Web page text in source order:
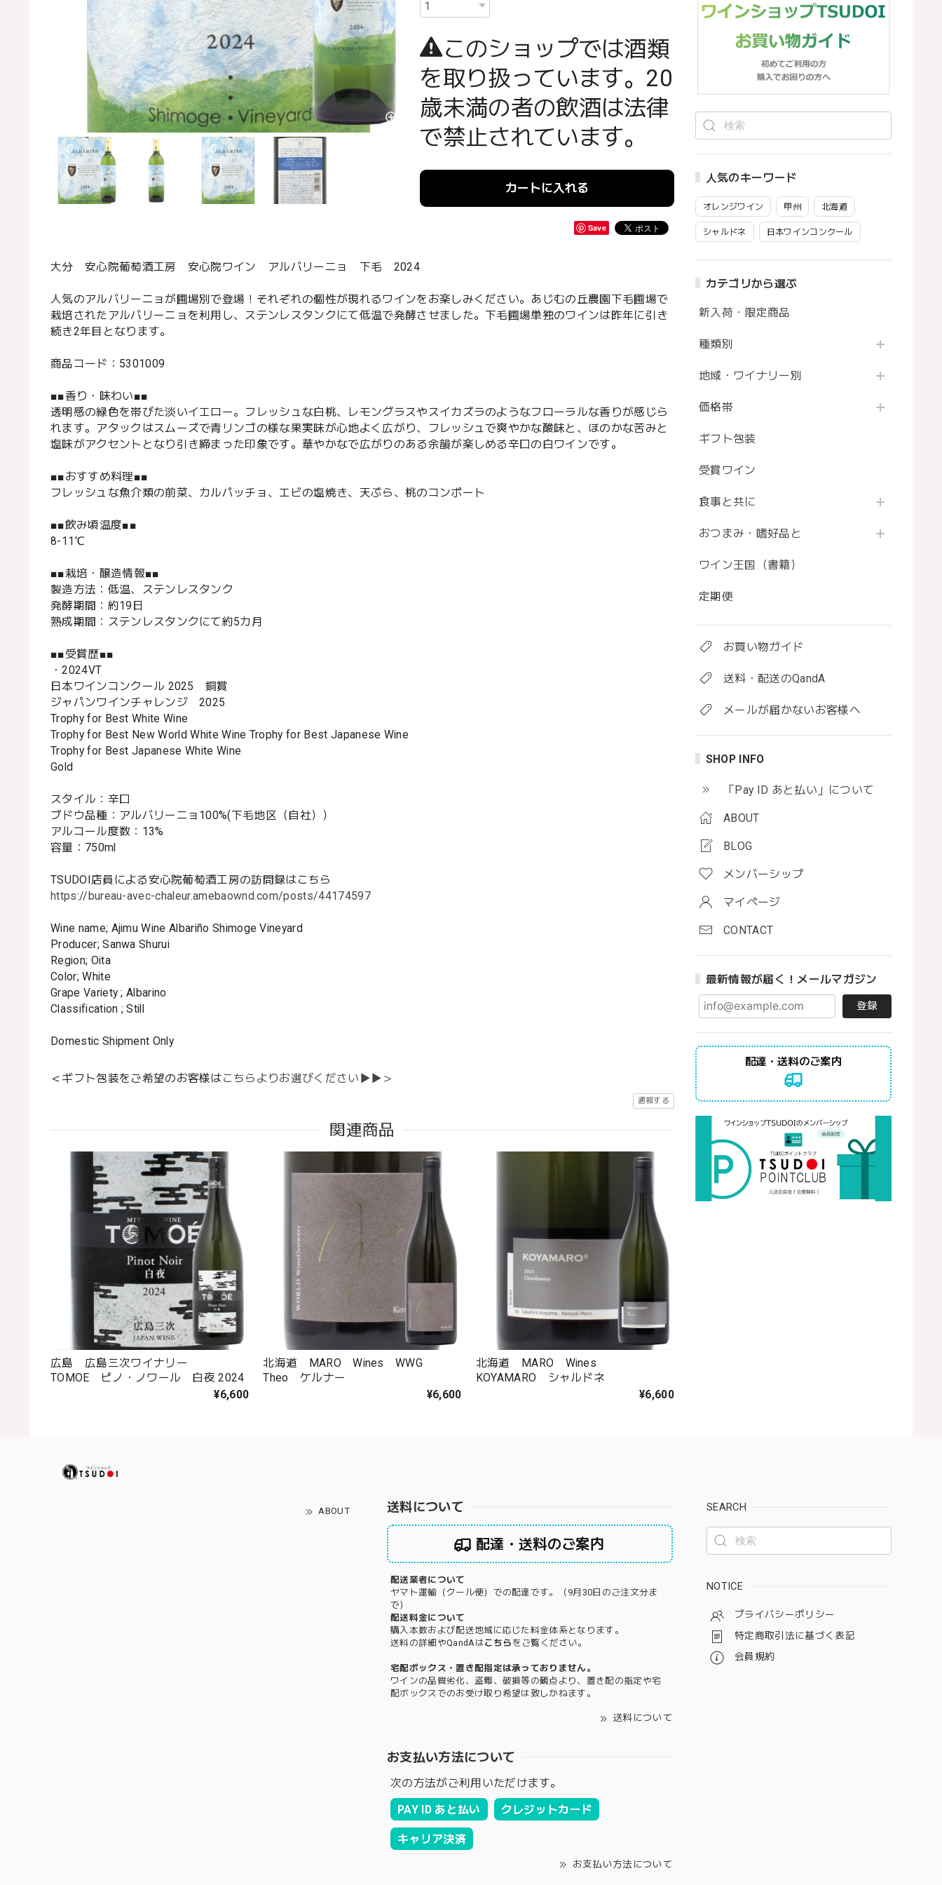
人気のキーワード
オレンジワイン 甲州 北海道
シャルドネ 日本ワインコンクール
カテゴリから選ぶ
新入荷・限定商品
種類別
地域・ワイナリー別
価格帯
ギフト包装
受賞ワイン
食事と共に
おつまみ・嗜好品と
ワイン王国（書籍）
定期便
お買い物ガイド
送料・配送のQandA
メールが届かないお客様へ
SHOP INFO
「Pay ID あと払い」について
ABOUT
BLOG
メンバーシップ
マイページ
CONTACT
最新情報が届く！メールマガジン
登録
配達・送料のご案内
このショップでは酒類
を取り扱っています。20
歳未満の者の飲酒は法律
で禁止されています。
カートに入れる
Save
大分 安心院葡萄酒工房 安心院ワイン アルバリーニョ 下毛 2024
人気のアルバリーニョが圃場別で登場！それぞれの個性が現れるワインをお楽しみください。あじむの丘農園下毛圃場で
栽培されたアルバリーニョを利用し、ステンレスタンクにて低温で発酵させました。下毛圃場単独のワインは昨年に引き
続き2年目となります。
商品コード：5301009
■■香り・味わい■■
透明感の緑色を帯びた淡いイエロー。フレッシュな白桃、レモングラスやスイカズラのようなフローラルな香りが感じら
れます。アタックはスムーズで青リンゴの様な果実味が心地よく広がり、フレッシュで爽やかな酸味と、ほのかな苦みと
塩味がアクセントとなり引き締まった印象です。華やかなで広がりのある余韻が楽しめる辛口の白ワインです。
■■おすすめ料理■■
フレッシュな魚介類の前菜、カルパッチョ、エビの塩焼き、天ぷら、桃のコンポート
■■飲み頃温度■■
8-11℃
■■栽培・醸造情報■■
製造方法：低温、ステンレスタンク
発酵期間：約19日
熟成期間：ステンレスタンクにて約5カ月
■■受賞歴■■
・2024VT
日本ワインコンクール 2025 銅賞
ジャパンワインチャレンジ 2025
Trophy for Best White Wine
Trophy for Best New World White Wine Trophy for Best Japanese Wine
Trophy for Best Japanese White Wine
Gold
スタイル：辛口
ブドウ品種：アルバリーニョ100%(下毛地区（自社））
アルコール度数：13%
容量：750ml
TSUDOI店員による安心院葡萄酒工房の訪問録はこちら
https://bureau-avec-chaleur.amebaownd.com/posts/44174597
Wine name; Ajimu Wine Albariño Shimoge Vineyard
Producer; Sanwa Shurui
Region; Oita
Color; White
Grape Variety ; Albarino
Classification ; Still
Domestic Shipment Only
＜ギフト包装をご希望のお客様はこちらよりお選びください▶▶＞
通報する
関連商品
広島 広島三次ワイナリー
TOMOE ピノ・ノワール 白夜 2024
¥6,600
北海道 MARO Wines WWG
Theo ケルナー
¥6,600
北海道 MARO Wines
KOYAMARO シャルドネ
¥6,600
ABOUT 送料について
配達・送料のご案内
配送業者について
ヤマト運輸（クール便）での配達です。（9月30日のご注文分ま
で）
配送料金について
購入本数および配送地域に応じた料金体系となります。
送料の詳細やQandAはこちら をご覧ください。
宅配ボックス・置き配指定は承っておりません。
ワインの品質劣化、盗難、破損等の観点より、置き配の指定や宅
配ボックスでのお受け取り希望は致しかねます。
送料について
お支払い方法について
次の方法がご利用いただけます。
PAY ID あと払い
クレジットカード
キャリア決済
お支払い方法について
SEARCH
NOTICE
プライバシーポリシー
特定商取引法に基づく表記
会員規約